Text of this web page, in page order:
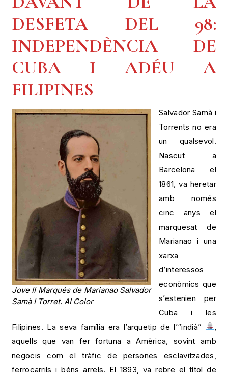
DESFETA DEL 98:
INDEPENDÈNCIA DE
CUBA I ADÉU A
FILIPINES
Jove II Marqués de Marianao Salvador
Samà I Torret. AI Color
Salvador Samà i
Torrents no era
un qualsevol.
Nascut a
Barcelona el
1861, va heretar
amb només
cinc anys el
marquesat de
Marianao i una
xarxa
d’interessos
econòmics que
s’estenien per
Cuba i les
Filipines. La seva família era l’arquetip de l’“indià”
aquells que van fer fortuna a Amèrica, sovint amb
negocis com el tràfic de persones esclavitzades,
ferrocarrils i béns arrels. El 1893, va rebre el títol de